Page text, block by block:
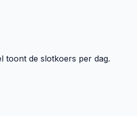
toont de slotkoers per dag.